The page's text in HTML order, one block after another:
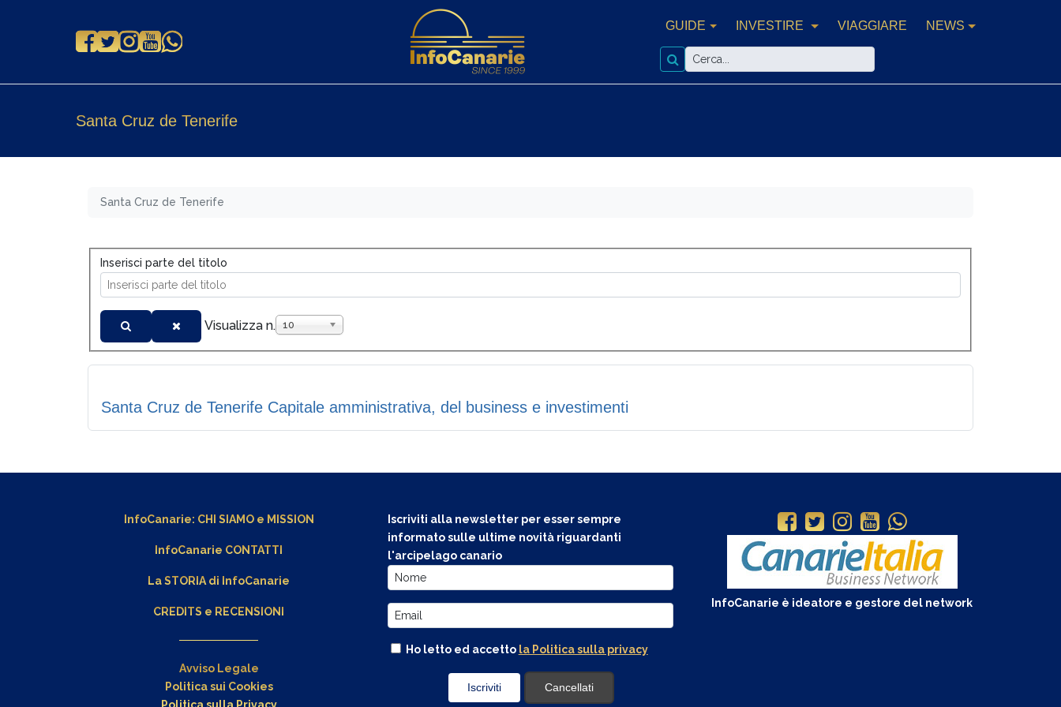
GUIDE INVESTIRE VIAGGIARE NEWS
Santa Cruz de Tenerife
Santa Cruz de Tenerife
Inserisci parte del titolo
Visualizza n. 10
Santa Cruz de Tenerife Capitale amministrativa, del business e investimenti
InfoCanarie: CHI SIAMOe MISSION
InfoCanarie CONTATTI
La STORIA di InfoCanarie
CREDITS e RECENSIONI
Avviso Legale
Politica sui Cookies
Iscriviti alla newsletter per esser sempre
informato sulle ultime novità riguardanti
l'arcipelago canario
Ho letto ed accetto la Politica sulla privacy
InfoCanarie è ideatore e gestore del network